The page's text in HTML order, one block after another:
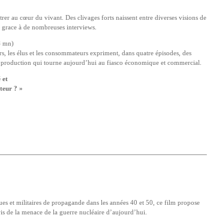
au cœur du vivant. Des clivages forts naissent entre diverses visions de
à de nombreuses interviews.
mn)
les élus et les consommateurs expriment, dans quatre épisodes, des
qui tourne aujourd’hui au fiasco économique et commercial.
et
? »
et militaires de propagande dans les années 40 et 50, ce film propose
la menace de la guerre nucléaire d’aujourd’hui.